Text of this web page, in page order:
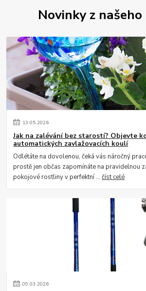
Novinky z
13.05.2026
Jak na zalévání bez starostí? Objevte
automatických zavlažovacích koulí
Odlétáte na dovolenou, čeká vás náročný
prostě jen občas zapomínáte na pravidelnou
pokojové rostliny v perfektní ...číst celé
09.03.2026